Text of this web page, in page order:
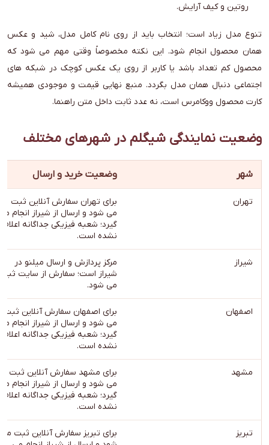
روتین و کیف آرایش.
تنوع مدل زیاد است؛ انتخاب باید از روی نام کامل مدل، شید و عکس
همان محصول انجام شود. این نکته مخصوصاً وقتی مهم می شود که
محصول کم تعداد باشد یا کاربر از روی یک عکس کوچک در شبکه های
اجتماعی دنبال همان مدل بگردد. منبع نهایی قیمت و موجودی همیشه
کارت محصول ووکامرس است، نه عدد ثابت داخل متن راهنما.
وضعیت نمایندگی شیگلم در شهرهای مختلف
شهر وضعیت خرید و ارسال
تهران
برای تهران سفارش آنلاین ثبت
می شود و ارسال از شیراز انجام
گیرد؛ شعبه فیزیکی جداگانه اعلام
نشده است.
شیراز
مرکز پردازش و ارسال میلنو در
شیراز است؛ سفارش از سایت ثبت
می شود.
اصفهان
برای اصفهان سفارش آنلاین ثبت
می شود و ارسال از شیراز انجام
گیرد؛ شعبه فیزیکی جداگانه اعلام
نشده است.
مشهد
برای مشهد سفارش آنلاین ثبت
می شود و ارسال از شیراز انجام
گیرد؛ شعبه فیزیکی جداگانه اعلام
نشده است.
تبریز
برای تبریز سفارش آنلاین ثبت می